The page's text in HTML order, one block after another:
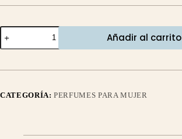
Versace
Bright
Crystal
de
Perfume
Añadir al carrito
CATEGORÍA:PERFUMES PARA MUJER